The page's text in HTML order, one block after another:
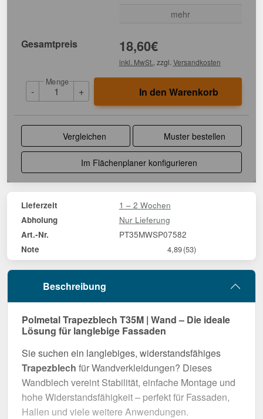
mehr
Gesamtpreis 18,60€
inkl. MwSt. , zzgl. Versandkosten
-
Menge
+ In den Warenkorb
Vergleichen Muster bestellen
Im Flächenplaner konfigurieren
Lieferzeit 1 – 2 Wochen
Abholung Nur Lieferung
Art.-Nr. PT35MWSP07582
Note 4,89(53)
Beschreibung
Polmetal Trapezblech T35M | Wand – Die ideale
Lösung für langlebige Fassaden
Sie suchen ein langlebiges, widerstandsfähiges
Trapezblech für Wandverkleidungen? Dieses
Wandblech vereint Stabilität, einfache Montage und
hohe Widerstandsfähigkeit – perfekt für Fassaden,
Hallen und viele weitere Anwendungen.